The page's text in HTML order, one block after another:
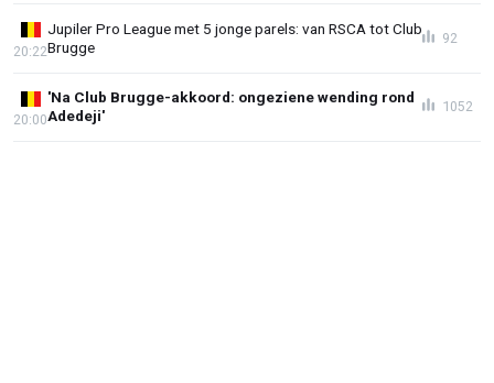
Jupiler Pro League met 5 jonge parels: van RSCA tot Club
Brugge
20:22
92
'Na Club Brugge-akkoord: ongeziene wending rond
Adedeji'
20:00
1052